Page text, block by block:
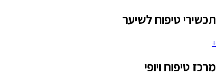
תכשירי טיפוח לשיער
+
מרכז טיפוח ויופי